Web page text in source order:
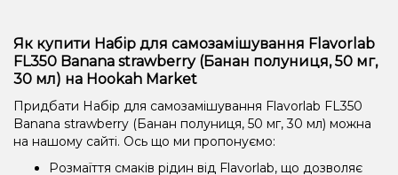
Як купити Набір для самозамішування Flavorlab
FL350 Banana strawberry (Банан полуниця, 50 мг,
30 мл) на Hookah Market
Придбати Набір для самозамішування Flavorlab FL350
Banana strawberry (Банан полуниця, 50 мг, 30 мл) можна
на нашому сайті. Ось що ми пропонуємо:
Розмаїття смаків рідин від Flavorlab, що дозволяє